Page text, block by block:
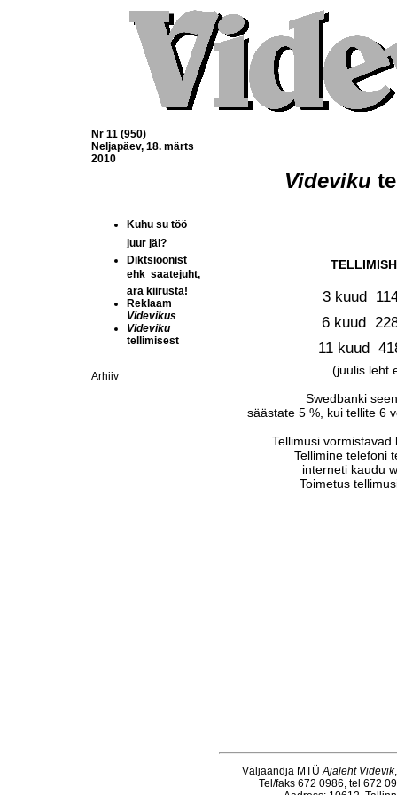
Nr 11 (950)
Neljapäev, 18. märts
2010
Kuhu su töö
juur jäi?
Diktsioonist
ehk  saatejuht,
ära kiirusta!
Reklaam
Videvikus
Videviku
tellimisest
Arhiiv
Videviku
3 kuud 
6 kuud 
11 kuud 
(juulis leht
Swedbanki
säästate 5 %, kui tellite 6
Tellimusi
Tellimine telefoni
interneti kaudu
Toimetus
Väljaandja MTÜAjaleht Videvik
Tel/faks 672 0986, tel 672